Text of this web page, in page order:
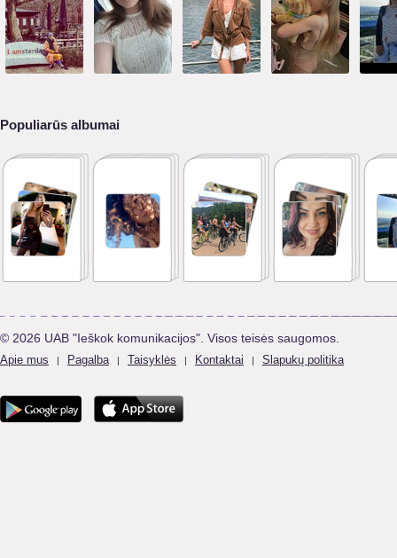
Populiarūs albumai
© 2026 UAB "Ieškok komunikacijos". Visos teisės saugomos.
Apie mus | Pagalba | Taisyklės | Kontaktai | Slapukų politika